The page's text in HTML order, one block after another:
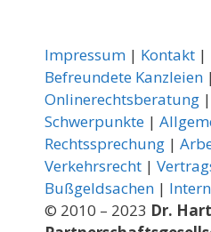
Impressum | Kontakt |
Befreundete Kanzleien |
Onlinerechtsberatung |
Schwerpunkte |
Rechtssprechung |
Verkehrsrecht |
Bußgeldsachen |
© 2010 – 2023 Dr.